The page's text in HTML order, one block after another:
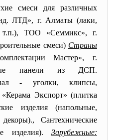
смеси для различных
ЛТД», г. Алматы (лаки,
т.п.), ТОО «Семмикс», г.
смеси) Страны
Мастер», г.
панели из ДСП.
- уголки, клипсы,
Экспорт» (плитка
изделия (напольные,
Сантехнические
изделия). Зарубежные: